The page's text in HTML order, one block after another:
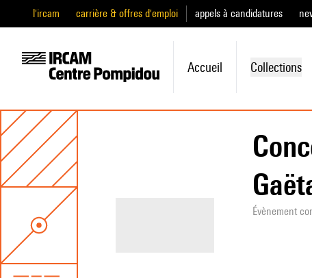
l'ircam carrière & offres d'emploi appels à candidatures
Accueil Collections
Évènement